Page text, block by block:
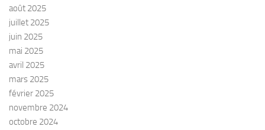
août 2025
juillet 2025
juin 2025
mai 2025
avril 2025
mars 2025
février 2025
novembre 2024
octobre 2024